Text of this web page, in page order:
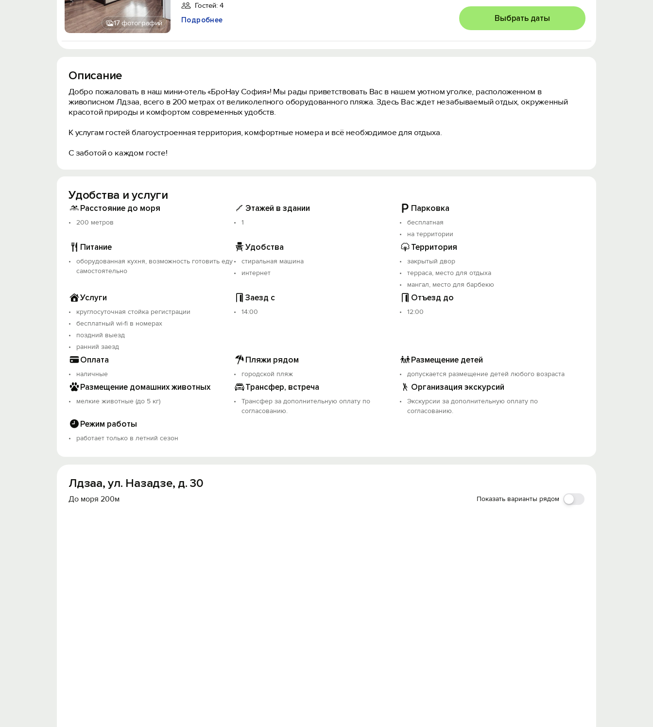
17 фотографий
Гостей: 4
Подробнее
Выбрать даты
Описание
Добро пожаловать в наш мини-отель «БроНау София»! Мы рады приветствовать Вас в нашем уютном уголке, расположенном в
живописном Лдзаа, всего в 200 метрах от великолепного оборудованного пляжа. Здесь Вас ждет незабываемый отдых, окруженный
красотой природы и комфортом современных удобств.
К услугам гостей благоустроенная территория, комфортные номера и всё необходимое для отдыха.
С заботой о каждом госте!
Удобства и услуги
Расстояние до моря
200 метров
Этажей в здании
1
Парковка
бесплатная
на территории
Питание
оборудованная кухня, возможность готовить еду
самостоятельно
Удобства
стиральная машина
интернет
Территория
закрытый двор
терраса, место для отдыха
мангал, место для барбекю
Услуги
круглосуточная стойка регистрации
бесплатный wi-fi в номерах
поздний выезд
ранний заезд
Заезд с
14:00
Отъезд до
12:00
Оплата
наличные
Пляжи рядом
городской пляж
Размещение детей
допускается размещение детей любого возраста
Размещение домашних животных
мелкие животные (до 5 кг)
Трансфер, встреча
Трансфер за дополнительную оплату по
согласованию.
Организация экскурсий
Экскурсии за дополнительную оплату по
согласованию.
Режим работы
работает только в летний сезон
Лдзаа, ул. Назадзе, д. 30
До моря 200м Показать варианты рядом